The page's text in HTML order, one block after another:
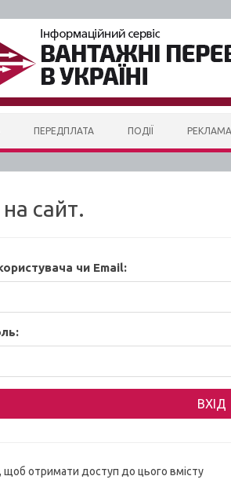
ПЕРЕДПЛАТА ПОДІЇ РЕКЛАМА
на сайт.
чи Email:
щоб отримати доступ до цього вмісту